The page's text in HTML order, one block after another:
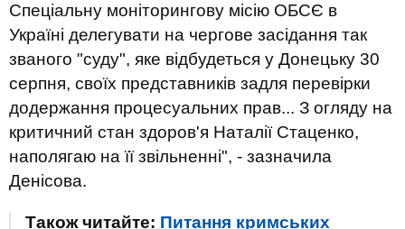
Спеціальну моніторингову місію ОБСЄ в
Україні делегувати на чергове засідання так
званого "суду", яке відбудеться у Донецьку 30
серпня, своїх представників задля перевірки
додержання процесуальних прав... З огляду на
критичний стан здоров'я Наталії Стаценко,
наполягаю на її звільненні", - зазначила
Денісова.
Також читайте: Питання кримських